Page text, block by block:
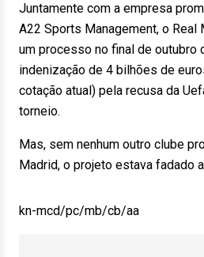
Juntamente com a empresa
A22 Sports Management, o Real
um processo no final de outubro
indenização de 4 bilhões de
cotação atual) pela recusa da
torneio.
Mas, sem nenhum outro clube
Madrid, o projeto estava fadado
kn-mcd/pc/mb/cb/aa